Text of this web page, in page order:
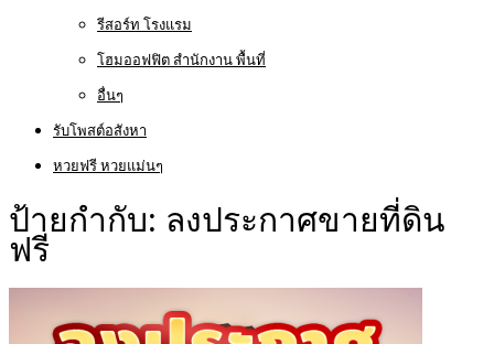
รีสอร์ท โรงแรม
โฮมออฟฟิต สำนักงาน พื้นที่
อื่นๆ
รับโพสต์อสังหา
หวยฟรี หวยแม่นๆ
ป้ายกำกับ: ลงประกาศขายที่ดิน
ฟรี